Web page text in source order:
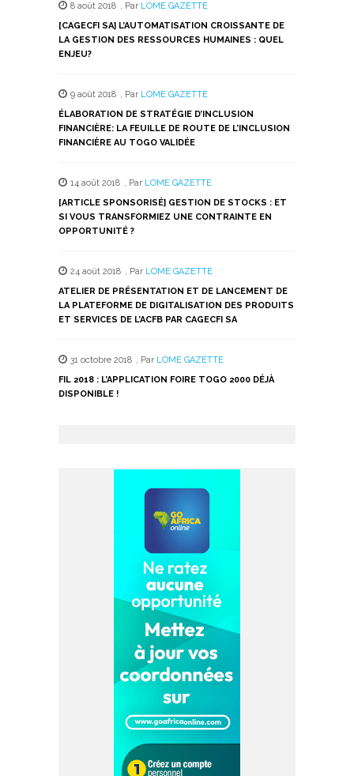
une
nouvelle
fenêtre)
une
nouvelle
fenêtre)
une
nouvelle
fenêtre)
une
nouvelle
fenêtre)
nouvelle
fenêtre)
8 août 2018 , Par LOME GAZETTE
[CAGECFI SA] L’AUTOMATISATION CROISSANTE DE
LA GESTION DES RESSOURCES HUMAINES : QUEL
ENJEU?
9 août 2018 , Par LOME GAZETTE
ÉLABORATION DE STRATÉGIE D’INCLUSION
FINANCIÈRE: LA FEUILLE DE ROUTE DE L’INCLUSION
FINANCIÈRE AU TOGO VALIDÉE
14 août 2018 , Par LOME GAZETTE
[ARTICLE SPONSORISÉ] GESTION DE STOCKS : ET
SI VOUS TRANSFORMIEZ UNE CONTRAINTE EN
OPPORTUNITÉ ?
24 août 2018 , Par LOME GAZETTE
ATELIER DE PRÉSENTATION ET DE LANCEMENT DE
LA PLATEFORME DE DIGITALISATION DES PRODUITS
ET SERVICES DE L’ACFB PAR CAGECFI SA
31 octobre 2018 , Par LOME GAZETTE
FIL 2018 : L’APPLICATION FOIRE TOGO 2000 DÉJÀ
DISPONIBLE !